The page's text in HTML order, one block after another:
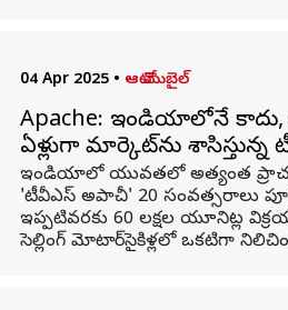
04 Apr 2025 • ఆటో మొబైల్
Apache: ఇండియాలోనే కాదు,
ఏళ్లుగా మార్కెట్‌ను
ఇండియాలో యువతలో అత్యంత
'టీవీఎస్ అపాచీ' 20 సంవత్సరాలు
ఇప్పటివరకు 60 లక్షల యూనిట్ల
సెల్లింగ్ మోటార్‌సైకిళ్లలో ఒకటిగా